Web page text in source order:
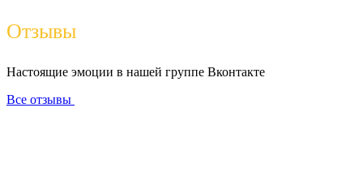
Отзывы
Настоящие эмоции в нашей группе Вконтакте
Все отзывы